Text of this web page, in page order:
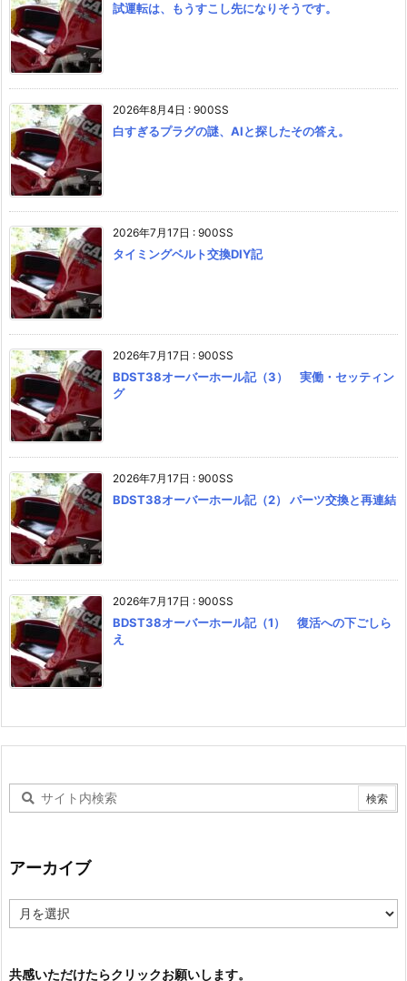
試運転は、もうすこし先になりそうです。
2026年8月4日 : 900SS
白すぎるプラグの謎、AIと探したその答え。
2026年7月17日 : 900SS
タイミングベルト交換DIY記
2026年7月17日 : 900SS
BDST38オーバーホール記（3） 実働・セッティン
グ
2026年7月17日 : 900SS
BDST38オーバーホール記（2） パーツ交換と再連結
2026年7月17日 : 900SS
BDST38オーバーホール記（1） 復活への下ごしら
え
アーカイブ
ー
ブ
共感いただけたらクリックお願いします。